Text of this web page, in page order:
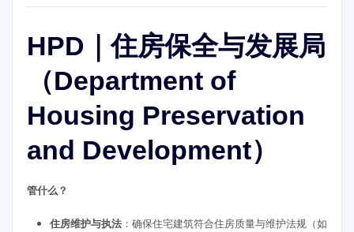
HPD｜住房保全与发展局
（Department of
Housing Preservation
and Development）
管什么？
住房维护与执法 ：确保住宅建筑符合住房质量与维护法规（如